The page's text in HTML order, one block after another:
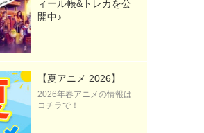
ィール帳&トレカを公
開中♪
【夏アニメ 2026】
2026年春アニメの情報は
コチラで！